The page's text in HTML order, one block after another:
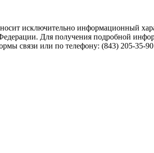
исключительно информационный
Для получения подробной
связи или по телефону: (843) 205-35-90